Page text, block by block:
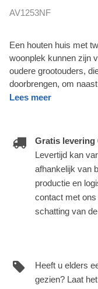
AV1253NF
Een houten huis met
woonplek kunnen zijn
oudere grootouders,
doorbrengen, om
Lees meer
Gratis levering
Levertijd kan
afhankelijk van
productie en
contact met
schatting van
Heeft u elders
gezien? Laat